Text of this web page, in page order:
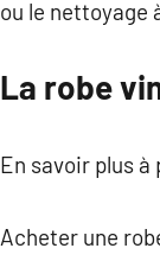
ou le nettoyage
La robe
En savoir plus à
Acheter une